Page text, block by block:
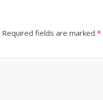
Required fields are marked *